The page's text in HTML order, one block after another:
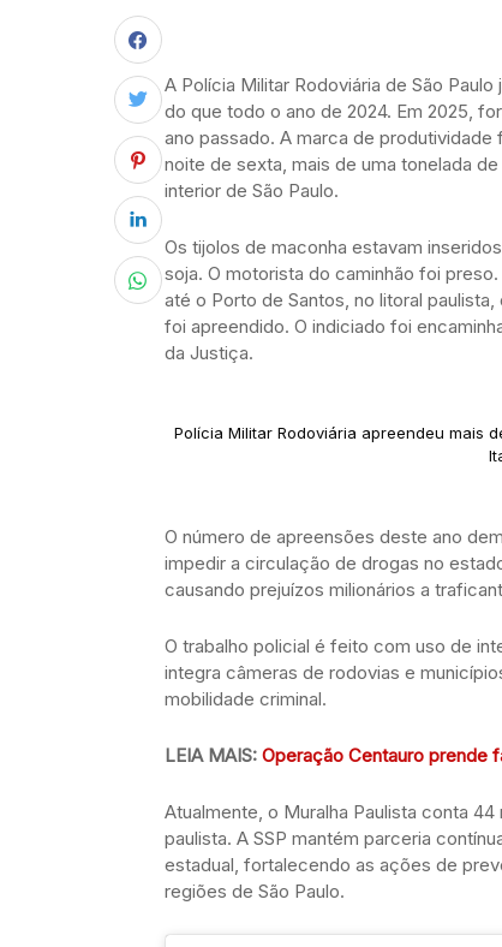
A Polícia Militar Rodoviária de São
do que todo o ano de 2024. Em 2025,
ano passado. A marca de produtividade
noite de sexta, mais de uma tonelada
interior de São Paulo.
Os tijolos de maconha estavam
soja. O motorista do caminhão foi
até o Porto de Santos, no litoral
foi apreendido. O indiciado foi
da Justiça.
Polícia Militar Rodoviária apreendeu mais
O número de apreensões deste ano
impedir a circulação de drogas no
causando prejuízos milionários a
O trabalho policial é feito com uso de
integra câmeras de rodovias e
mobilidade criminal.
LEIA MAIS: Operação Centauro prende
Atualmente, o Muralha Paulista conta
paulista. A SSP mantém parceria
estadual, fortalecendo as ações de
regiões de São Paulo.